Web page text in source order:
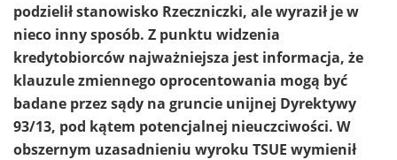
podzielił stanowisko Rzeczniczki, ale wyraził je w
nieco inny sposób. Z punktu widzenia
kredytobiorców najważniejsza jest informacja, że
klauzule zmiennego oprocentowania mogą być
badane przez sądy na gruncie unijnej Dyrektywy
93/13, pod kątem potencjalnej nieuczciwości. W
obszernym uzasadnieniu wyroku TSUE wymienił